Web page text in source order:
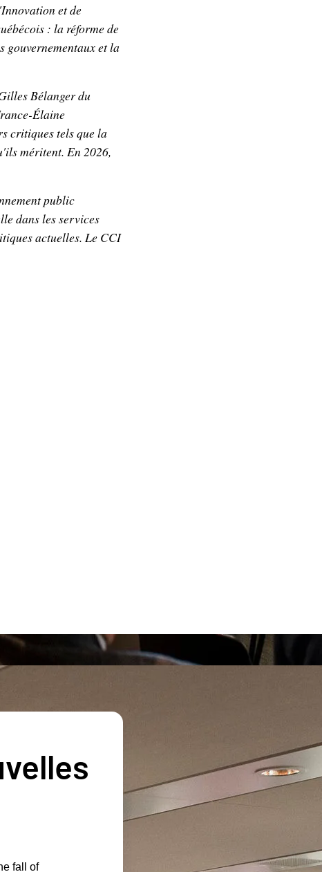
et de
: la réforme de
et la
Bélanger du
Élaine
critiques tels que la
méritent. En 2026,
public
dans les services
actuelles. Le CCI